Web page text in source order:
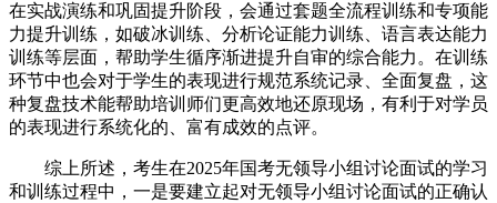
在实战演练和巩固提升阶段，会通过套题全流程训练和专项能
力提升训练，如破冰训练、分析论证能力训练、语言表达能力
训练等层面，帮助学生循序渐进提升自审的综合能力。在训练
环节中也会对于学生的表现进行规范系统记录、全面复盘，这
种复盘技术能帮助培训师们更高效地还原现场，有利于对学员
的表现进行系统化的、富有成效的点评。
综上所述，考生在2025年国考无领导小组讨论面试的学习
和训练过程中，一是要建立起对无领导小组讨论面试的正确认